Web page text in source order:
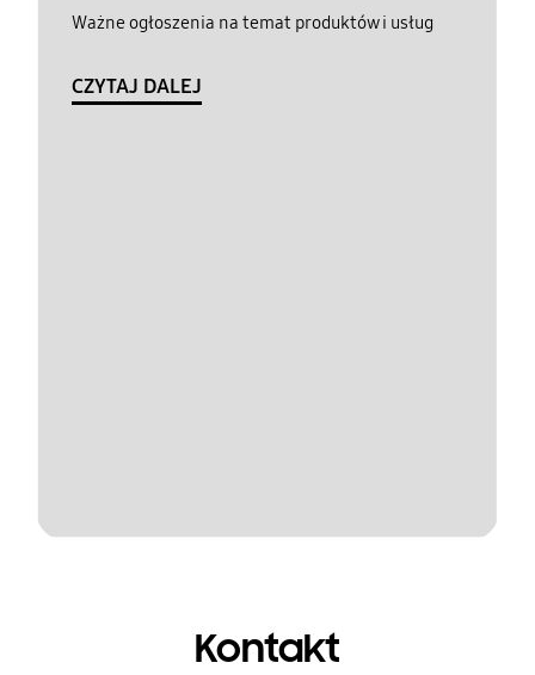
Ważne ogłoszenia na temat produktów i usług
CZYTAJ DALEJ
Kontakt